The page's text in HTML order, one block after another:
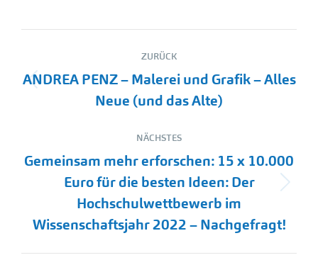
Kommentarnavigation
ZURÜCK
Vorheriger
Beitrag:
ANDREA PENZ – Malerei und Grafik – Alles
Neue (und das Alte)
NÄCHSTES
Nächster
Beitrag:
Gemeinsam mehr erforschen: 15 x 10.000
Euro für die besten Ideen: Der
Hochschulwettbewerb im
Wissenschaftsjahr 2022 – Nachgefragt!